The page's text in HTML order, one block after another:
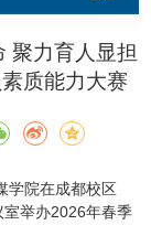
聚力育人显担
质能力大赛
学院在成都校区
室举办2026年春季